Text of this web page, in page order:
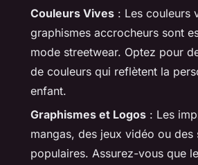
Couleurs Vives : Les couleurs
graphismes accrocheurs sont
mode streetwear. Optez pour
de couleurs qui reflètent la
enfant.
Graphismes et Logos : Les
mangas, des jeux vidéo ou des
populaires. Assurez-vous que